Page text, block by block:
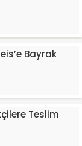
Bayrak
Teslim